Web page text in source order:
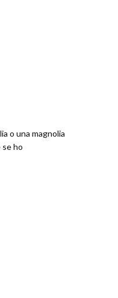
o una magnolia
se ho